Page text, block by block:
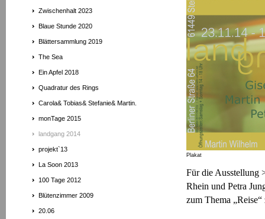
Zwischenhalt 2023
Blaue Stunde 2020
Blättersammlung 2019
The Sea
Ein Apfel 2018
Quadratur des Rings
Carola& Tobias& Stefanie& Martin.
monTage 2015
landgang 2014
projekt`13
La Soon 2013
100 Tage 2012
Blütenzimmer 2009
20.06
Plakat
Für die Ausstellung
Rhein und Petra
zum Thema